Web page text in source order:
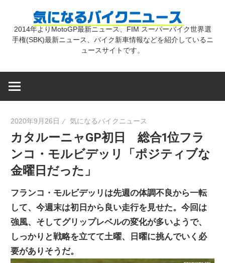
気
バ
ク
ニ
2014年よりMotoGP最新ニュース、FIM スーパーバイク世界選
手権(SBK)最新ニュース、バイク新車情報などを紹介しているニ
ュースサイトです。
2020年9月26日 気になるバイクニュース
カタルーニャGP初日 総合1位フラ
ンコ・モルビデッリ「ポジティブな
金曜日だった」
フランコ・モルビデッリは先週の体調不良から一転
して、今週末は初日から良い走行を見せた。今回は
強風、そしてグリップレベルの変化が多いようで、
しっかりと戦略を立てて土曜、日曜に挑んでいく必
要がありそうだ。